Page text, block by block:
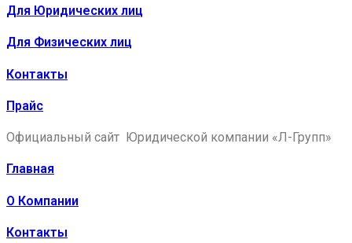
Для Юридических лиц
Для Физических лиц
Контакты
Прайс
Официальный сайт Юридической компании «Л-Групп»
Главная
О Компании
Контакты